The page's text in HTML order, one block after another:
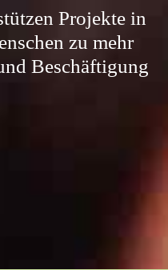
Projekte in
zu mehr
Beschäftigung